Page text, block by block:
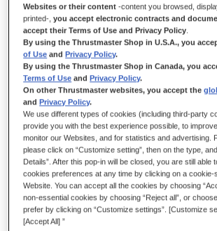
Lista de aros de volantes Thrustmaster
sítio Web de suporte técnico da
34,99 €
ADICIONAR AO CARRINHO
Websites or their content -content you browsed,
printed-,you accept electronic contracts and
accept their Terms of Use and Privacy Policy
By using the Thrustmaster Shop in U.S.A., you
of Use andPrivacy Policy.
By using the Thrustmaster Shop in Canada, you
Terms of Use andPrivacy Policy.
On other Thrustmaster websites, you accept the
andPrivacy Policy.
We use different types of cookies (including third-party
provide you with the best experience possible, to
monitor our Websites, and for statistics and advertising.
please click on “Customize setting”, then on the type,
Details”. After this pop-in will be closed, you are still able
cookies preferences at any time by clicking on a cookie-
Website. You can accept all the cookies by choosing
non-essential cookies by choosing “Reject all”, or
prefer by clicking on “Customize settings”. [Customize
[Accept All] ”